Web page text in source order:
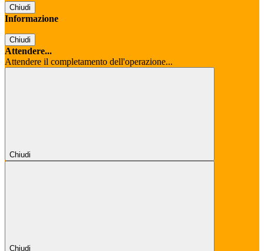
Chiudi
Informazione
Chiudi
Attendere...
Attendere il completamento dell'operazione...
Chiudi
Chiudi